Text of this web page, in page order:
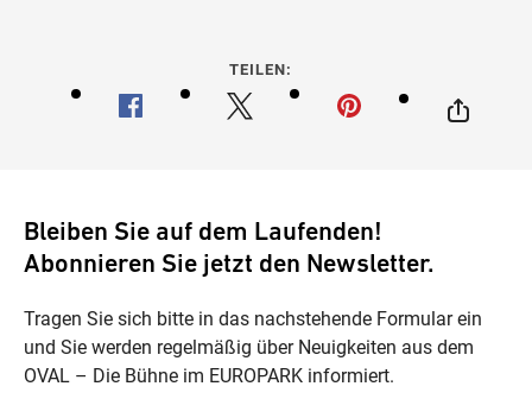
TEILEN:
Bleiben Sie auf dem Laufenden!
Abonnieren Sie jetzt den Newsletter.
Tragen Sie sich bitte in das nachstehende Formular ein
und Sie werden regelmäßig über Neuigkeiten aus dem
OVAL – Die Bühne im EUROPARK informiert.